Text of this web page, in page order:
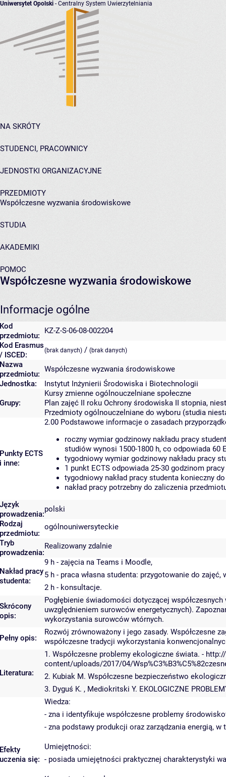
Uniwersytet Opolski - Centralny System Uwierzytelniania
NA SKRÓTY
STUDENCI, PRACOWNICY
JEDNOSTKI ORGANIZACYJNE
PRZEDMIOTY
Współczesne wyzwania środowiskowe
STUDIA
AKADEMIKI
POMOC
Współczesne wyzwania środowiskowe
Informacje ogólne
Kod
przedmiotu:
KZ-Z-S-06-08-002204
Kod Erasmus
/ ISCED:
(brak danych) / (brak danych)
Nazwa
przedmiotu:
Współczesne wyzwania środowiskowe
Jednostka:
Instytut Inżynierii Środowiska i Biotechnologii
Grupy:
Kursy zmienne ogólnouczelniane społeczne
Plan zajęć II roku Ochrony środowiska II stopnia,
Przedmioty ogólnouczelniane do wyboru (studia
Punkty ECTS
i inne:
2.00 Podstawowe informacje o zasadach
roczny wymiar godzinowy nakładu pracy
studiów wynosi 1500-1800 h, co odpowiada 60
tygodniowy wymiar godzinowy nakładu pracy
1 punkt ECTS odpowiada 25-30 godzinom
tygodniowy nakład pracy studenta konieczny
nakład pracy potrzebny do zaliczenia
Język
prowadzenia:
polski
Rodzaj
przedmiotu:
ogólnouniwersyteckie
Tryb
prowadzenia:
Realizowany zdalnie
Nakład pracy
studenta:
9 h - zajęcia na Teams i Moodle,
5 h - praca własna studenta: przygotowanie do zajęć,
2 h - konsultacje.
Skrócony
opis:
Pogłębienie świadomości dotyczącej
uwzględnieniem surowców energetycznych).
wykorzystania surowców wtórnych.
Pełny opis:
Rozwój zrównoważony i jego zasady. Współczesne
współczesne tradycji wykorzystania
Literatura:
1. Współczesne problemy ekologiczne świata. -
content/uploads/2017/04/
2. Kubiak M. Współczesne bezpieczeństwo
3. Dyguś K. , Mediokritski Y. EKOLOGICZNE
Efekty
uczenia się:
Wiedza:
- zna i identyfikuje współczesne problemy
- zna podstawy produkcji oraz zarządzania energią,
Umiejętności:
- posiada umiejętności praktycznej charakterystyki